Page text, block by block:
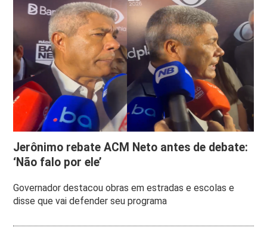
Jerônimo rebate ACM Neto antes de debate:
‘Não falo por ele’
Governador destacou obras em estradas e escolas e
disse que vai defender seu programa